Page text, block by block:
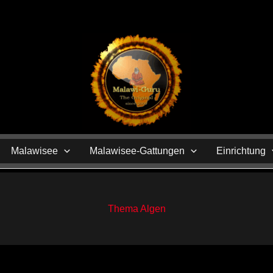
Malawisee Malawisee-Gattungen Einrichtung
Thema Algen